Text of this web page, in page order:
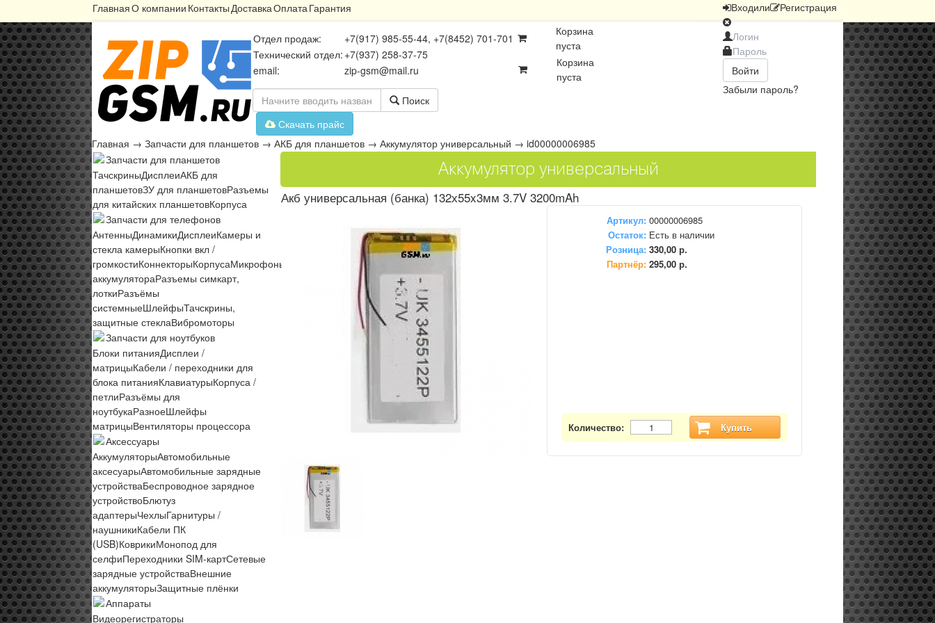
ГлавнаяО компании КонтактыДоставкаОплатаГарантия Входили Регистрация
Войти
Забыли пароль?
Отдел продаж:
+7(917) 985-55-44, +7(8452) 701-701
Технический отдел: +7(937) 258-37-75
email:
zip-gsm@mail.ru
Корзина
пуста
Корзина
пуста
Поиск
Скачать прайс
Главная → Запчасти для планшетов → АКБ для планшетов → Аккумулятор универсальный → id00000006985
Запчасти для планшетов
ТачскриныДисплеиАКБ для
планшетовЗУ для планшетовРазъемы
для китайских планшетовКорпуса
Запчасти для телефонов
АнтенныДинамикиДисплеиКамеры и
стекла камерыКнопки вкл /
громкостиКоннекторыКорпусаМикрофоны Платы
аккумулятораРазъемы симкарт,
лоткиРазъёмы
системныеШлейфыТачскрины,
защитные стеклаВибромоторы
Запчасти для ноутбуков
Блоки питанияДисплеи /
матрицыКабели / переходники для
блока питанияКлавиатурыКорпуса /
петлиРазъёмы для
ноутбукаРазноеШлейфы
матрицыВентиляторы процессора
Аксессуары
АккумуляторыАвтомобильные
аксесуарыАвтомобильные зарядные
устройстваБеспроводное зарядное
устройствоБлютуз
адаптерыЧехлыГарнитуры /
наушникиКабели ПК
(USB)КоврикиМонопод для
селфиПереходники SIM-картСетевые
зарядные устройстваВнешние
аккумуляторыЗащитные плёнки
Аппараты
Видеорегистраторы
Аккумулятор универсальный
Акб универсальная (банка) 132х55x3мм 3.7V 3200mAh
Артикул: 00000006985
Остаток: Есть в наличии
Розница: 330,00 р.
Партнёр: 295,00 р.
Количество: Купить